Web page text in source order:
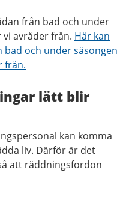
från bad och under
vi avråder från. Här kan
och under säsongen
från.
lätt blir
kan komma
liv. Därför är det
att räddningsfordon